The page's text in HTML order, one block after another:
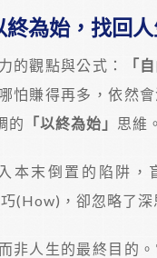
為始，找回
的觀點與公式： 「
怕賺得再多，依然
的
「以終為始」 思維。
本末倒置的陷阱
(How)，卻忽略了
非人生的最終目的